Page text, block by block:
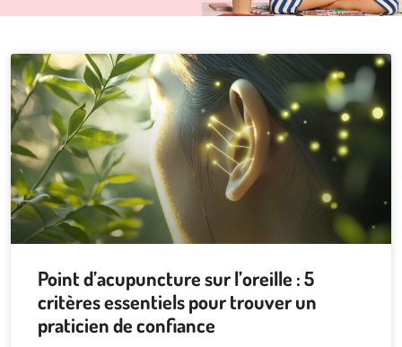
Point d’acupuncture sur l’oreille : 5
critères essentiels pour trouver un
praticien de confiance